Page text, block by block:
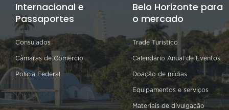
Internacional e
Passaportes
Consulados
Câmaras de Comércio
Polícia Federal
Belo Horizonte para
o mercado
Trade Turístico
Calendário Anual de Eventos
Doação de mídias
Equipamentos e serviços
Materiais de divulgação